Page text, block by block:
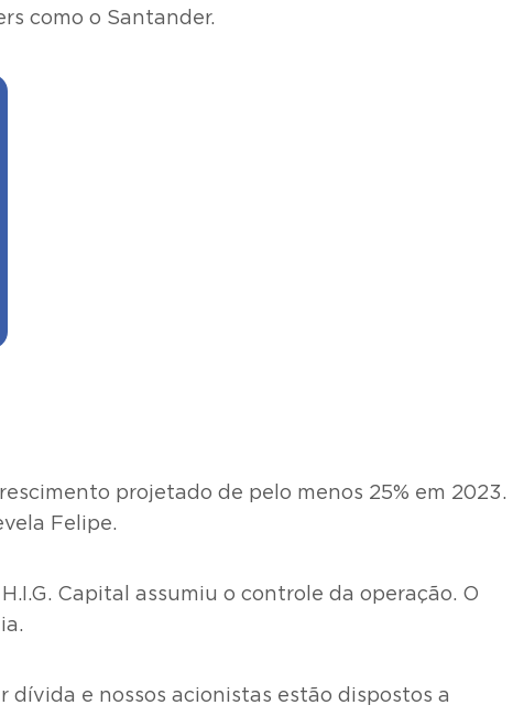
como o Santander.
projetado de pelo menos 25% em 2023.
Felipe.
Capital assumiu o controle da operação. O
dívida e nossos acionistas estão dispostos a